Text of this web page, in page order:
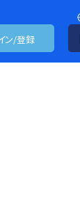
ン/登録